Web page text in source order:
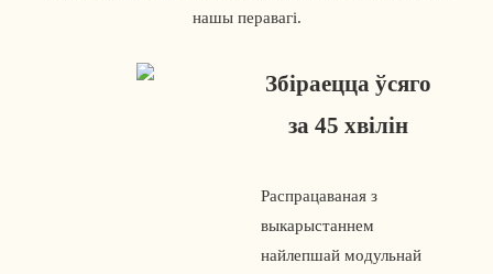
нашы перавагі.
Збіраецца ўсяго
за 45 хвілін
Распрацаваная з
выкарыстаннем
найлепшай модульнай